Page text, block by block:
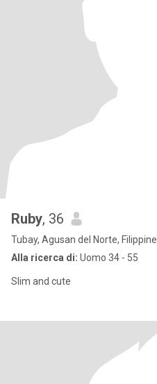
Ruby, 36
Tubay, Agusan del Norte, Filippine
Alla ricerca di: Uomo 34 - 55
Slim and cute